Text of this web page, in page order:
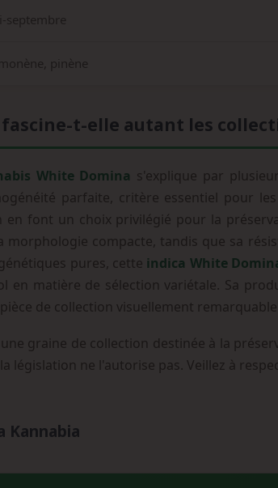
septembre
pinène
t-elle autant les
White Domina s'explique par
parfaite, critère essentiel pour
font un choix privilégié pour la
morphologie compacte, tandis que sa
pures, cette indica White
en matière de sélection variétale. Sa
de collection visuellement
graine de collection destinée à la
législation ne l'autorise pas. Veillez à
Kannabia